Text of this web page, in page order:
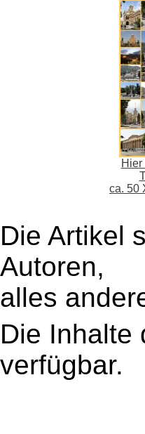
ca. 50
Die Artikel
Autoren,
alles
Die
verfügbar.